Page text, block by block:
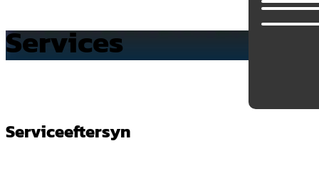
Services
Serviceeftersyn